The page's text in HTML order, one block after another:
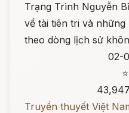
Trạng Trình Nguyễn
về tài tiên tri và
theo dòng lịch sử
02-
Truyền thuyết Việt